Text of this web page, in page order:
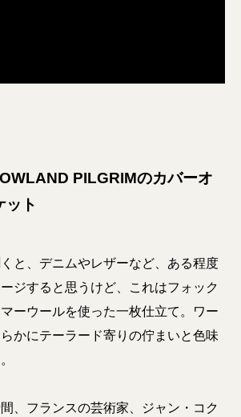
PILGRIMのカバーオ
ット
と、デニムやレザーなど、ある程度
ジすると思うけど、これはフォック
ーウールを使った一枚仕立て。ワー
かにテーラード寄りの佇まいと色味
、フランスの芸術家、ジャン・コク